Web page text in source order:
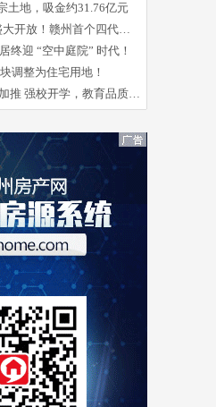
土地，吸金约31.76亿元
三江原墅 营销中心盛大开放！赣州首个四代洋房倾城亮相
终迎 “空中庭院” 时代！
调整为住宅用地！
TOP级兑现力！楼王加推 强校开学，教育品质再升级！